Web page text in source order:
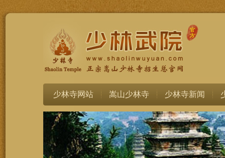
少林寺网站 嵩山少林寺 少林寺新闻